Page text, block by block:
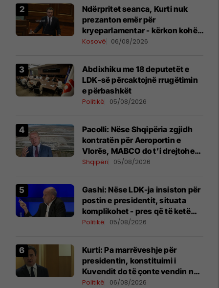
Ndërpritet seanca, Kurti nuk
prezanton emër për
kryeparlamentar - kërkon kohë
shtesë për marrëveshje politike
Kosovë 06/08/2026
Abdixhiku me 18 deputetët e
LDK-së përcaktojnë rrugëtimin
e përbashkët
Politikë 05/08/2026
Pacolli: Nëse Shqipëria zgjidh
kontratën për Aeroportin e
Vlorës, MABCO do t’i drejtohet
arbitrazhit ndërkombëtar
Shqipëri 05/08/2026
Gashi: Nëse LDK-ja insiston për
postin e presidentit, situata
komplikohet - pres që të ketë
lëshim
Politikë 05/08/2026
Kurti: Pa marrëveshje për
presidentin, konstituimi i
Kuvendit do të çonte vendin në
zgjedhje të reja
Politikë 06/08/2026